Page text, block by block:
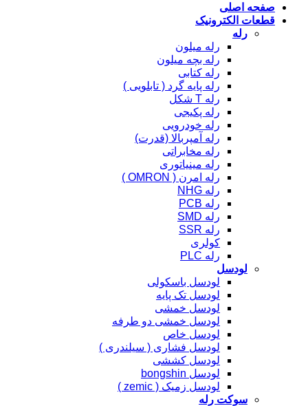
صفحه اصلی
قطعات الکترونیک
رله
رله میلون
رله بچه میلون
رله کتابی
رله پایه گرد ( تابلویی )
رله T شکل
رله پکیجی
رله خودرویی
رله آمپربالا (قدرت)
رله مخابراتی
رله مینیاتوری
رله امرن ( OMRON )
رله NHG
رله PCB
رله SMD
رله SSR
کولری
رله PLC
لودسل
لودسل باسکولی
لودسل تک پایه
لودسل خمشی
لودسل خمشی دو طرفه
لودسل خاص
لودسل فشاری ( سیلندری )
لودسل کششی
لودسل bongshin
لودسل زمیک ( zemic )
سوکت رله